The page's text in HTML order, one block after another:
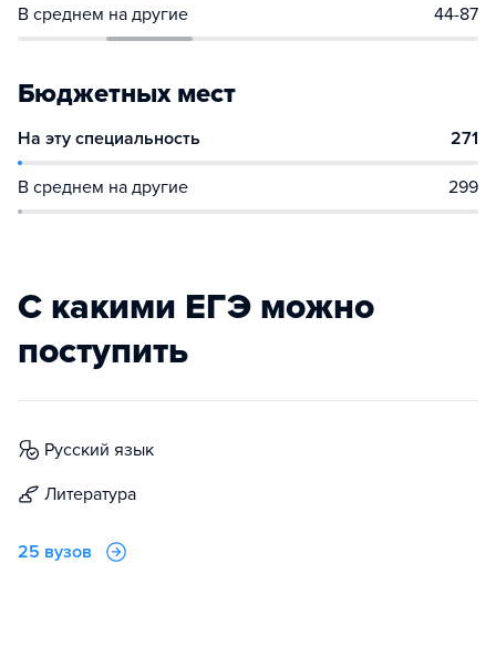
В среднем на другие 44-87
Бюджетных мест
На эту специальность 271
В среднем на другие 299
С какими ЕГЭ можно
поступить
русский язык
литература
25 вузов